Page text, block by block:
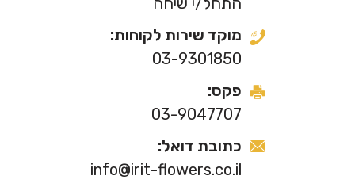
מוקד שירות לקוחות:
03-9301850
פקס:
03-9047707
כתובת דואל:
info@irit-flowers.co.il